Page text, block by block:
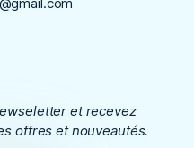
et recevez
offres et nouveautés.